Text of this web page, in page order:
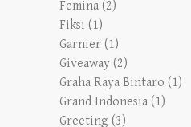
Femina (2)
Fiksi (1)
Garnier (1)
Giveaway (2)
Graha Raya Bintaro (1)
Grand Indonesia (1)
Greeting (3)